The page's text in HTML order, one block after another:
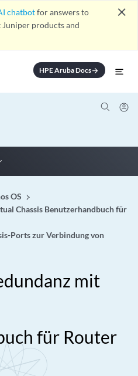
chatbotfor answers to
products and
close
HPE Aruba Docsarrow_forward
OS
Chassis Benutzerhandbuch für
Ports zur Verbindung von
mit
für Router